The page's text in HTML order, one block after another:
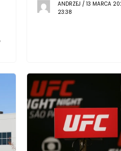
ANDRZEJ / 13 MARCA
23:38